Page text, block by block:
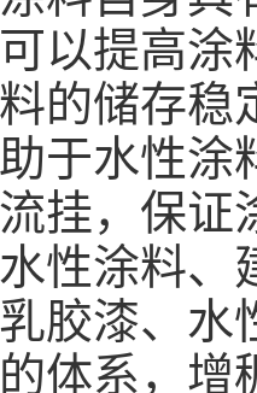
以提高
的储存稳
于水性涂
挂，保证
性涂料、
胶漆、水
体系，增